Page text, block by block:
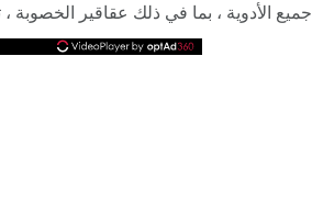
جميع الأدوية ، بما في ذلك عقاقير الخصوبة